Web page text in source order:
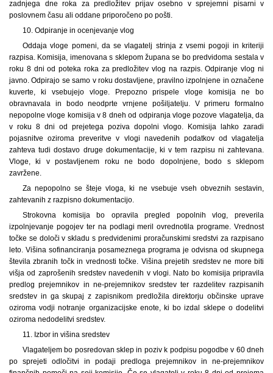
zadnjega dne roka za predložitev prijav osebno v sprejemni pisarni v
poslovnem času ali oddane priporočeno po pošti.
10. Odpiranje in ocenjevanje vlog
Oddaja vloge pomeni, da se vlagatelj strinja z vsemi pogoji in kriteriji
razpisa. Komisija, imenovana s sklepom župana se bo predvidoma sestala v
roku 8 dni od poteka roka za predložitev vlog na razpis. Odpiranje vlog ni
javno. Odpirajo se samo v roku dostavljene, pravilno izpolnjene in označene
kuverte, ki vsebujejo vloge. Prepozno prispele vloge komisija ne bo
obravnavala in bodo neodprte vrnjene pošiljatelju. V primeru formalno
nepopolne vloge komisija v 8 dneh od odpiranja vloge pozove vlagatelja, da
v roku 8 dni od prejetega poziva dopolni vlogo. Komisija lahko zaradi
pojasnitve oziroma preveritve v vlogi navedenih podatkov od vlagatelja
zahteva tudi dostavo druge dokumentacije, ki v tem razpisu ni zahtevana.
Vloge, ki v postavljenem roku ne bodo dopolnjene, bodo s sklepom
zavržene.
Za nepopolno se šteje vloga, ki ne vsebuje vseh obveznih sestavin,
zahtevanih z razpisno dokumentacijo.
Strokovna komisija bo opravila pregled popolnih vlog, preverila
izpolnjevanje pogojev ter na podlagi meril ovrednotila programe. Vrednost
točke se določi v skladu s predvidenimi proračunskimi sredstvi za razpisano
leto. Višina sofinanciranja posameznega programa je odvisna od skupnega
števila zbranih točk in vrednosti točke. Višina prejetih sredstev ne more biti
višja od zaprošenih sredstev navedenih v vlogi. Nato bo komisija pripravila
predlog prejemnikov in ne-prejemnikov sredstev ter razdelitev razpisanih
sredstev in ga skupaj z zapisnikom predložila direktorju občinske uprave
oziroma vodji notranje organizacijske enote, ki bo izdal sklepe o dodelitvi
oziroma nedodelitvi sredstev.
11. Izbor in višina sredstev
Vlagateljem bo posredovan sklep in poziv k podpisu pogodbe v 60 dneh
po sprejeti odločitvi in podaji predloga prejemnikov in ne-prejemnikov